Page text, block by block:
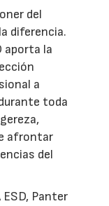
del
diferencia.
aporta la
a
toda
afrontar
del
Panter